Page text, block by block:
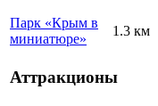
Парк «Крым в
миниатюре»
1.3 км
Аттракционы